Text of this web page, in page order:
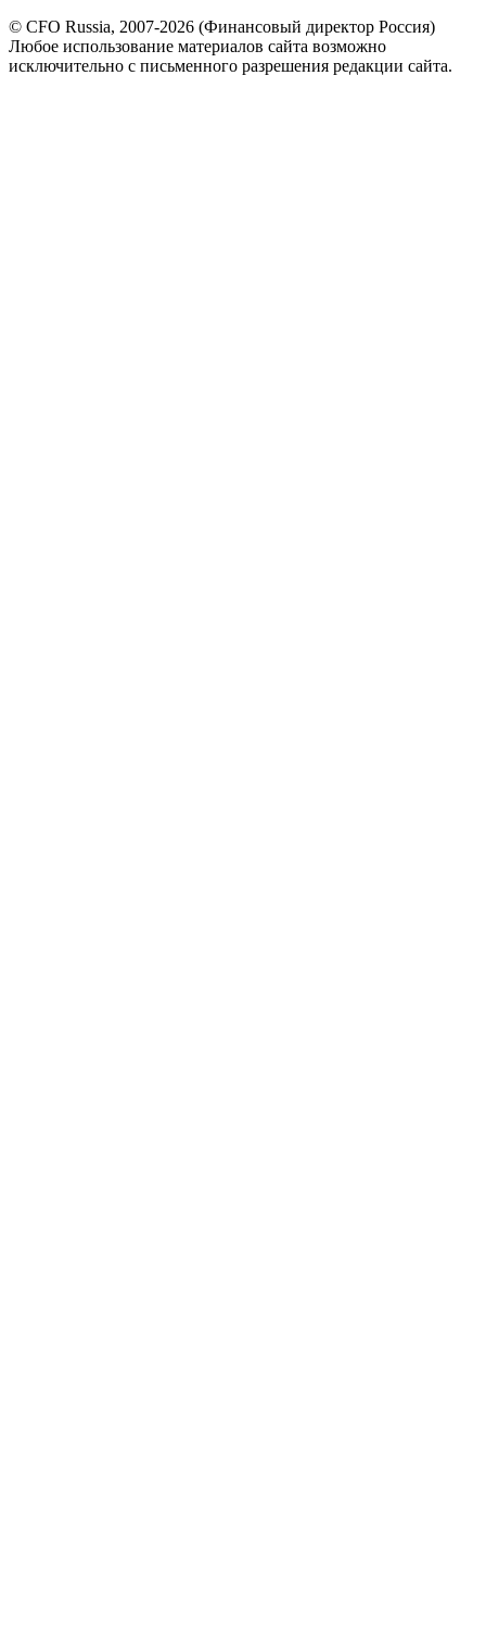
© CFO Russia, 2007-2026 (Финансовый директор Россия)
Любое использование материалов сайта возможно
исключительно с письменного разрешения редакции сайта.